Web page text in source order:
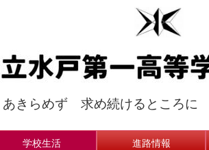
あきらめず 求め続けるところに
学校生活 進路情報